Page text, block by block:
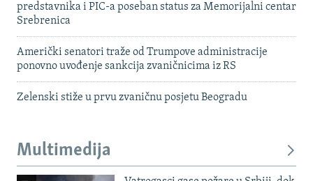
predstavnika i PIC-a poseban status za Memorijalni centar
Srebrenica
Američki senatori traže od Trumpove administracije
ponovno uvođenje sankcija zvaničnicima iz RS
Zelenski stiže u prvu zvaničnu posjetu Beogradu
Multimedija